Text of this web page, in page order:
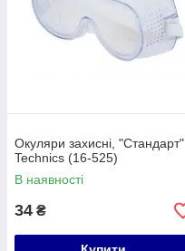
Окуляри захисні, "Стандарт"
Technics (16-525)
В наявності
34 ₴